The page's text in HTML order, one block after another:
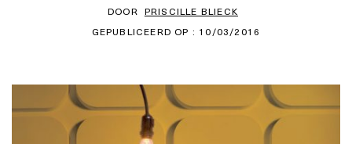
DOOR PRISCILLE BLIECK
GEPUBLICEERD OP : 10/03/2016